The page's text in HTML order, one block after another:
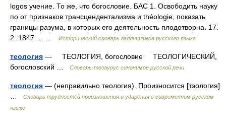
logos учение. То же, что богословие. БАС 1. Освободить науку
по от признаков трансцендентализма и théologie, показать
границы разума, в которых его деятельность плодотворна. 17.
2. 1847.… …
Исторический словарь галлицизмов русского языка
теология — ТЕОЛОГИЯ, богословие ТЕОЛОГИЧЕСКИЙ,
богословский …
Словарь-тезаурус синонимов русской речи
теология — (неправильно теология). Произносится [тэология]
Словарь трудностей произношения и ударения в современном русском
языке